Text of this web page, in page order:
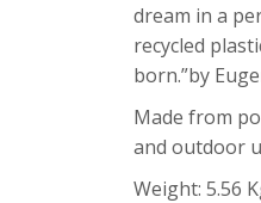
dream in a
recycled
born.”by
Made from
and outdoor
Weight: 5.56